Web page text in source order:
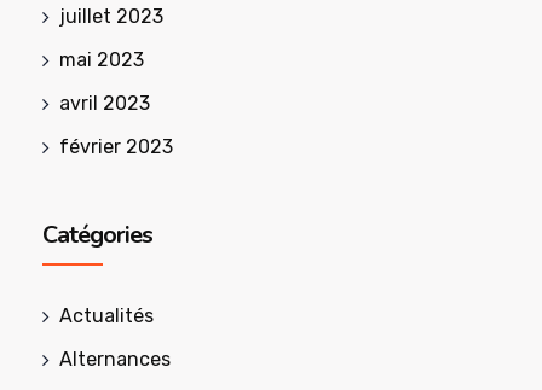
juillet 2023
mai 2023
avril 2023
février 2023
Catégories
Actualités
Alternances